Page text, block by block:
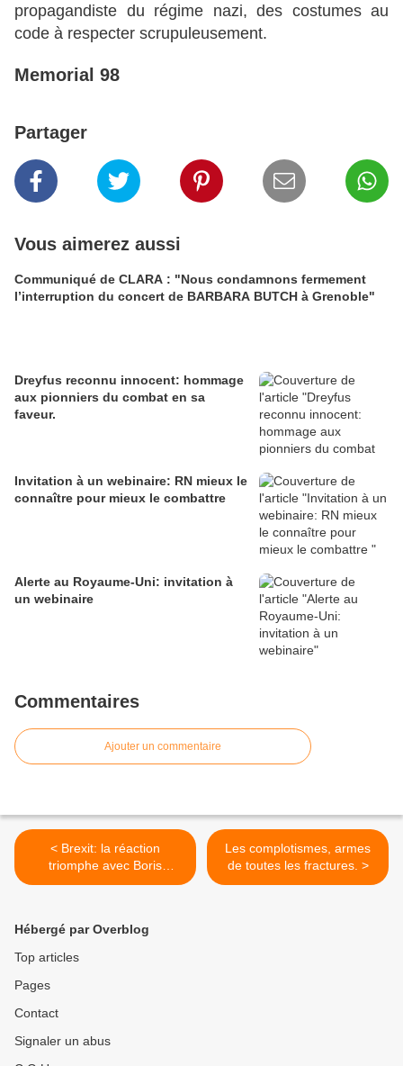
propagandiste du régime nazi, des costumes au
code à respecter scrupuleusement.
Memorial 98
Partager
Vous aimerez aussi
Communiqué de CLARA : "Nous condamnons fermement
l’interruption du concert de BARBARA BUTCH à Grenoble"
Dreyfus reconnu innocent: hommage
aux pionniers du combat en sa
faveur.
Invitation à un webinaire: RN mieux le
connaître pour mieux le combattre
Alerte au Royaume-Uni: invitation à
un webinaire
Commentaires
Ajouter un commentaire
< Brexit: la réaction
triomphe avec Boris
Johnson, Trump, Poutine.
Les complotismes, armes
de toutes les fractures. >
Hébergé par Overblog
Top articles
Pages
Contact
Signaler un abus